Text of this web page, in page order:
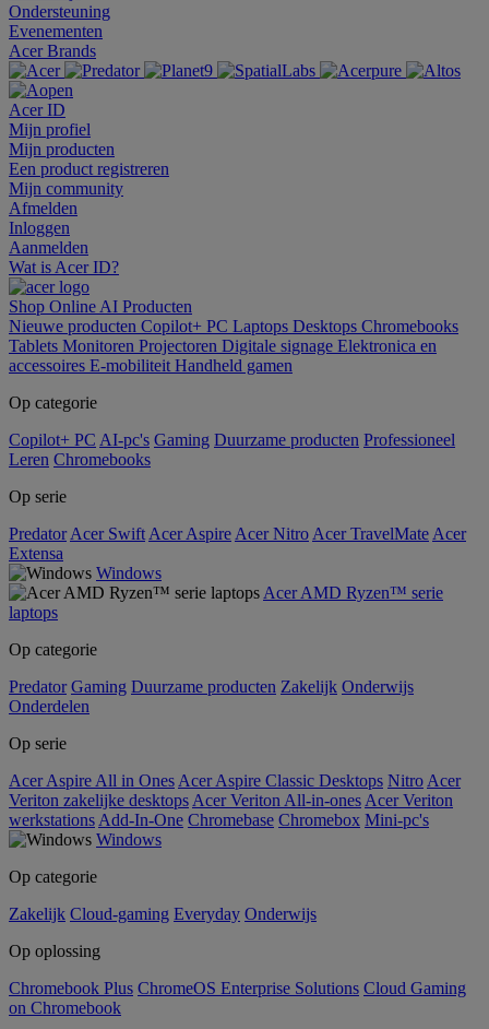
Ondersteuning
Evenementen
Acer Brands
Acer ID
Mijn profiel
Mijn producten
Een product registreren
Mijn community
Afmelden
Inloggen
Aanmelden
Wat is Acer ID?
Shop Online AI Producten
Nieuwe producten Copilot+ PC Laptops Desktops Chromebooks
Tablets Monitoren Projectoren Digitale signage Elektronica en
accessoires E-mobiliteit Handheld gamen
Op categorie
Copilot+ PC AI-pc's Gaming Duurzame producten Professioneel
Leren Chromebooks
Op serie
Predator Acer Swift Acer Aspire Acer Nitro Acer TravelMate Acer
Extensa
Windows
Acer AMD Ryzen™ serie
laptops
Op categorie
Predator Gaming Duurzame producten Zakelijk Onderwijs
Onderdelen
Op serie
Acer Aspire All in Ones Acer Aspire Classic Desktops Nitro Acer
Veriton zakelijke desktops Acer Veriton All-in-ones Acer Veriton
werkstations Add-In-One Chromebase Chromebox Mini-pc's
Windows
Op categorie
Zakelijk Cloud-gaming Everyday Onderwijs
Op oplossing
Chromebook Plus ChromeOS Enterprise Solutions Cloud Gaming
on Chromebook